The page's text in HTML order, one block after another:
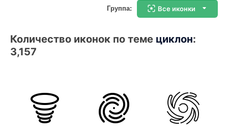
Группа: Все иконки
Количество иконок по теме циклон:
3,157